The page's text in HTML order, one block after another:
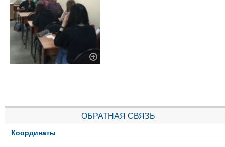
ОБРАТНАЯ СВЯЗЬ
Координаты